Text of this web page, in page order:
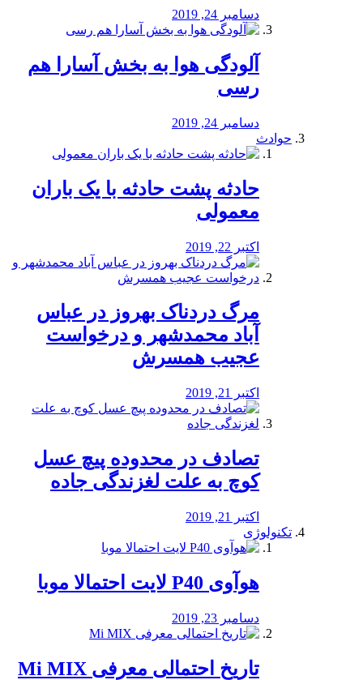
دسامبر 24, 2019
آلودگی هوا به بخش آسارا هم
رسی
دسامبر 24, 2019
حوادث
️حادثه پشت حادثه با یک باران
معمولی
اکتبر 22, 2019
مرگ دردناک بهروز در عباس
آباد محمدشهر و درخواست
عجیب همسرش
اکتبر 21, 2019
تصادف در محدوده پیچ عسل
کوچ به علت لغزندگی جاده
اکتبر 21, 2019
تکنولوژی
هوآوی P40 لایت احتمالا موبا
دسامبر 23, 2019
تاریخ احتمالی معرفی Mi MIX